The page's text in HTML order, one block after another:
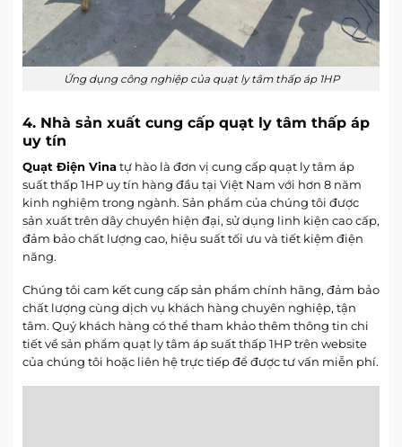
Ứng dụng công nghiệp của quạt ly tâm thấp áp 1HP
4. Nhà sản xuất cung cấp quạt ly tâm thấp áp
uy tín
Quạt Điện Vinatự hào là đơn vị cung cấpquạt ly tâm áp
suất thấp1HP uy tín hàng đầu tại Việt Nam với hơn 8 năm
kinh nghiệm trong ngành. Sản phẩm của chúng tôi được
sản xuất trên dây chuyền hiện đại, sử dụng linh kiện cao cấp,
đảm bảo chất lượng cao, hiệu suất tối ưu và tiết kiệm điện
năng.
Chúng tôi cam kết cung cấp sản phẩm chính hãng, đảm bảo
chất lượng cùng dịch vụ khách hàng chuyên nghiệp, tận
tâm. Quý khách hàng có thể tham khảo thêm thông tin chi
tiết về sản phẩm quạt ly tâm áp suất thấp 1HP trên website
của chúng tôi hoặc liên hệ trực tiếp để được tư vấn miễn phí.